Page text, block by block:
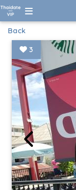
Back
3